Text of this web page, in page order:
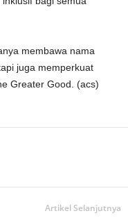
membawa nama
juga memperkuat
Greater Good. (acs)
Artikel Selanjutnya